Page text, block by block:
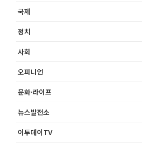
국제
정치
사회
오피니언
문화·라이프
뉴스발전소
이투데이TV